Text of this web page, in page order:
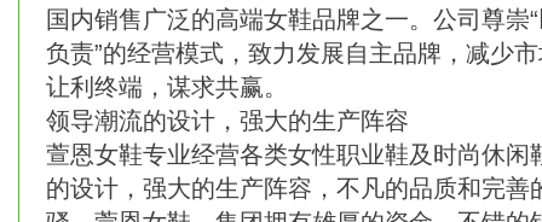
国内销售广泛的高端女鞋品牌之一。公司尊崇
负责”的经营模式，致力发展自主品牌，减少
让利终端，谋求共赢。
领导潮流的设计，强大的生产阵容
萱恩女鞋专业经营各类女性职业鞋及时尚休闲
的设计，强大的生产阵容，不凡的品质和完善